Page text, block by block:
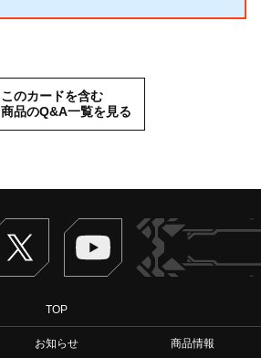
このカードを含む
商品のQ&A一覧を見る
Twitter ヴァンガードch
TOP
お知らせ
商品情報